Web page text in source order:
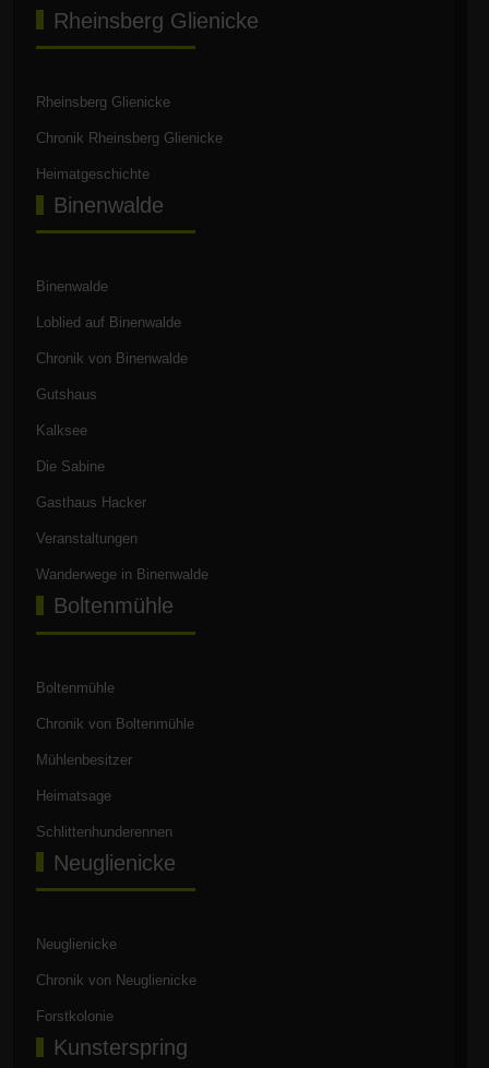
Rheinsberg Glienicke
Rheinsberg Glienicke
Chronik Rheinsberg Glienicke
Heimatgeschichte
Binenwalde
Binenwalde
Loblied auf Binenwalde
Chronik von Binenwalde
Gutshaus
Kalksee
Die Sabine
Gasthaus Hacker
Veranstaltungen
Wanderwege in Binenwalde
Boltenmühle
Boltenmühle
Chronik von Boltenmühle
Mühlenbesitzer
Heimatsage
Schlittenhunderennen
Neuglienicke
Neuglienicke
Chronik von Neuglienicke
Forstkolonie
Kunsterspring